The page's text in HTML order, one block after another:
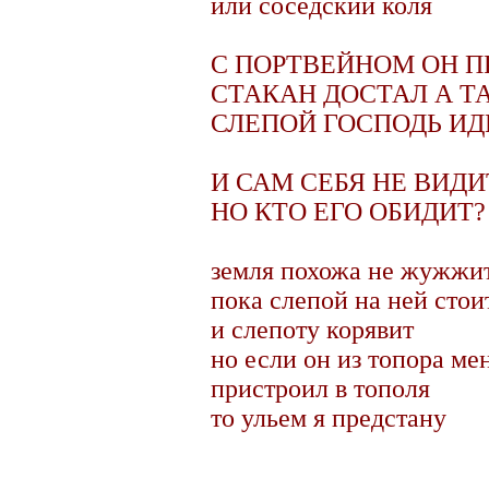
С ПОРТВЕЙНОМ ОН
СТАКАН ДОСТАЛ А
СЛЕПОЙ ГОСПОДЬ
И САМ СЕБЯ НЕ
НО КТО ЕГО ОБИДИТ?
земля похожа не
пока слепой на ней
и слепоту корявит
но если он из топора
пристроил в тополя
то ульем я предстану